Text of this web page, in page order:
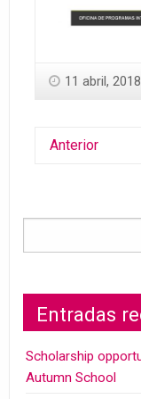
11 abril, 2018
Anterior
Entradas
Scholarship
Autumn School